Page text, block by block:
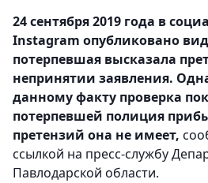
24 сентября 2019 года в
Instagram опубликовано
потерпевшая высказала
непринятии заявления.
данному факту проверка
потерпевшей полиция
претензий она не имеет,
ссылкой на пресс-службу
Павлодарской области.